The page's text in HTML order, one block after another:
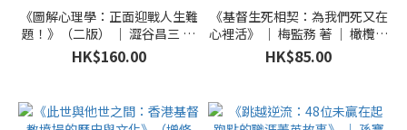
《圖解心理學：正面迎戰人生難
題！》（二版） ｜ 澀谷昌三 著
｜ 漫遊者文化
HK$160.00
《基督生死相契：為我們死又在
心裡活》 ｜ 梅監務 著 ｜ 橄欖出
版
HK$85.00